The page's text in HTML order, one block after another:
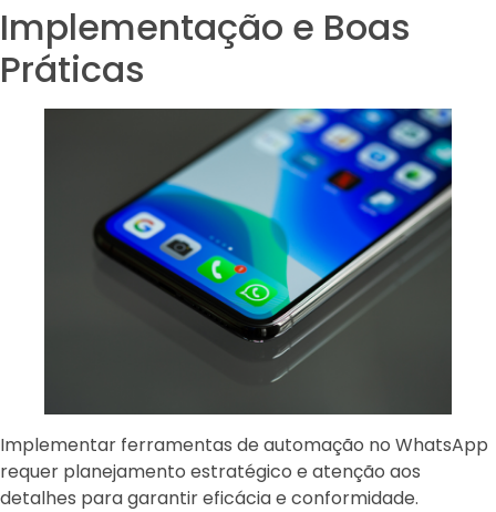
Implementação e Boas
Práticas
Implementar ferramentas de automação no WhatsApp
requer planejamento estratégico e atenção aos
detalhes para garantir eficácia e conformidade.